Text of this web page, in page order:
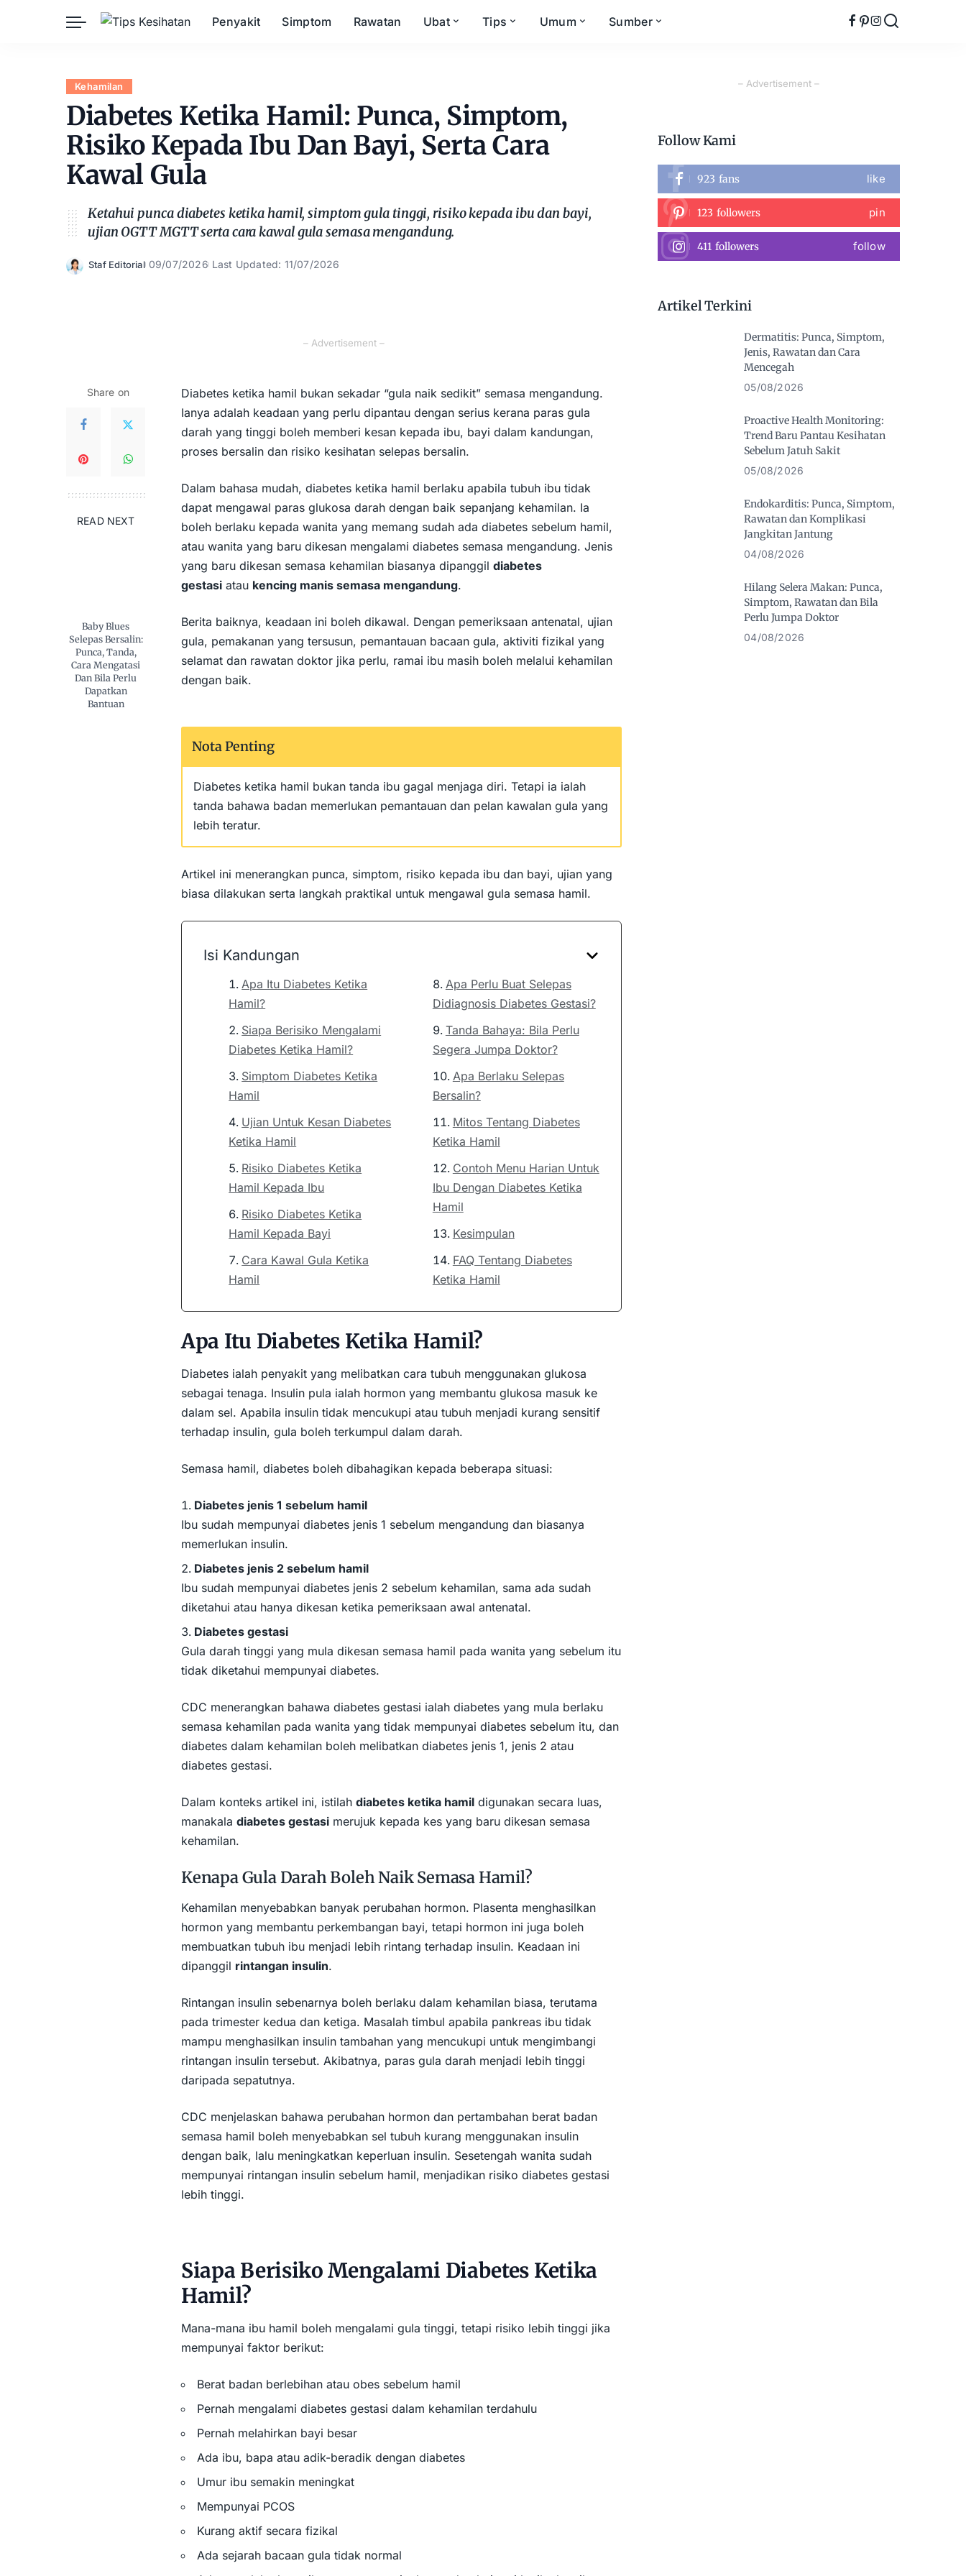
Penyakit Simptom Rawatan Ubat Tips
Kehamilan
Kesihatan Mental
Seksualiti
Nutrisi
Umum
Kesihatan Digital
Sains Sukan
Estetik
Sumber
Kehamilan
Diabetes Ketika Hamil: Punca, Simptom,
Risiko Kepada Ibu Dan Bayi, Serta Cara
Kawal Gula
Ketahui punca diabetes ketika hamil, simptom gula tinggi, risiko kepada ibu dan bayi,
ujian OGTT MGTT serta cara kawal gula semasa mengandung.
Posted
Staf Editorial 09/07/2026 Last Updated: 11/07/2026
– Advertisement –
Share on
READ NEXT
Baby Blues
Selepas Bersalin:
Punca, Tanda,
Cara Mengatasi
Dan Bila Perlu
Dapatkan
Bantuan
Diabetes ketika hamil bukan sekadar “gula naik sedikit” semasa mengandung.
Ianya adalah keadaan yang perlu dipantau dengan serius kerana paras gula
darah yang tinggi boleh memberi kesan kepada ibu, bayi dalam kandungan,
proses bersalin dan risiko kesihatan selepas bersalin.
Dalam bahasa mudah, diabetes ketika hamil berlaku apabila tubuh ibu tidak
dapat mengawal paras glukosa darah dengan baik sepanjang kehamilan. Ia
boleh berlaku kepada wanita yang memang sudah ada diabetes sebelum hamil,
atau wanita yang baru dikesan mengalami diabetes semasa mengandung. Jenis
yang baru dikesan semasa kehamilan biasanya dipanggil diabetes
gestasi atau kencing manis semasa mengandung.
Berita baiknya, keadaan ini boleh dikawal. Dengan pemeriksaan antenatal, ujian
gula, pemakanan yang tersusun, pemantauan bacaan gula, aktiviti fizikal yang
selamat dan rawatan doktor jika perlu, ramai ibu masih boleh melalui kehamilan
dengan baik.
Nota Penting
Diabetes ketika hamil bukan tanda ibu gagal menjaga diri. Tetapi ia ialah
tanda bahawa badan memerlukan pemantauan dan pelan kawalan gula yang
lebih teratur.
Artikel ini menerangkan punca, simptom, risiko kepada ibu dan bayi, ujian yang
biasa dilakukan serta langkah praktikal untuk mengawal gula semasa hamil.
Isi Kandungan
Apa Itu Diabetes Ketika
Hamil?
Siapa Berisiko Mengalami
Diabetes Ketika Hamil?
Simptom Diabetes Ketika
Hamil
Ujian Untuk Kesan Diabetes
Ketika Hamil
Risiko Diabetes Ketika
Hamil Kepada Ibu
Risiko Diabetes Ketika
Hamil Kepada Bayi
Cara Kawal Gula Ketika
Hamil
Apa Perlu Buat Selepas
Didiagnosis Diabetes Gestasi?
Tanda Bahaya: Bila Perlu
Segera Jumpa Doktor?
Apa Berlaku Selepas
Bersalin?
Mitos Tentang Diabetes
Ketika Hamil
Contoh Menu Harian Untuk
Ibu Dengan Diabetes Ketika
Hamil
Kesimpulan
FAQ Tentang Diabetes
Ketika Hamil
Apa Itu Diabetes Ketika Hamil?
Diabetes ialah penyakit yang melibatkan cara tubuh menggunakan glukosa
sebagai tenaga. Insulin pula ialah hormon yang membantu glukosa masuk ke
dalam sel. Apabila insulin tidak mencukupi atau tubuh menjadi kurang sensitif
terhadap insulin, gula boleh terkumpul dalam darah.
Semasa hamil, diabetes boleh dibahagikan kepada beberapa situasi:
Diabetes jenis 1 sebelum hamil
Ibu sudah mempunyai diabetes jenis 1 sebelum mengandung dan biasanya
memerlukan insulin.
Diabetes jenis 2 sebelum hamil
Ibu sudah mempunyai diabetes jenis 2 sebelum kehamilan, sama ada sudah
diketahui atau hanya dikesan ketika pemeriksaan awal antenatal.
Diabetes gestasi
Gula darah tinggi yang mula dikesan semasa hamil pada wanita yang sebelum itu
tidak diketahui mempunyai diabetes.
CDC menerangkan bahawa diabetes gestasi ialah diabetes yang mula berlaku
semasa kehamilan pada wanita yang tidak mempunyai diabetes sebelum itu, dan
diabetes dalam kehamilan boleh melibatkan diabetes jenis 1, jenis 2 atau
diabetes gestasi.
Dalam konteks artikel ini, istilah diabetes ketika hamil digunakan secara luas,
manakala diabetes gestasi merujuk kepada kes yang baru dikesan semasa
kehamilan.
Kenapa Gula Darah Boleh Naik Semasa Hamil?
Kehamilan menyebabkan banyak perubahan hormon. Plasenta menghasilkan
hormon yang membantu perkembangan bayi, tetapi hormon ini juga boleh
membuatkan tubuh ibu menjadi lebih rintang terhadap insulin. Keadaan ini
dipanggil rintangan insulin.
Rintangan insulin sebenarnya boleh berlaku dalam kehamilan biasa, terutama
pada trimester kedua dan ketiga. Masalah timbul apabila pankreas ibu tidak
mampu menghasilkan insulin tambahan yang mencukupi untuk mengimbangi
rintangan insulin tersebut. Akibatnya, paras gula darah menjadi lebih tinggi
daripada sepatutnya.
CDC menjelaskan bahawa perubahan hormon dan pertambahan berat badan
semasa hamil boleh menyebabkan sel tubuh kurang menggunakan insulin
dengan baik, lalu meningkatkan keperluan insulin. Sesetengah wanita sudah
mempunyai rintangan insulin sebelum hamil, menjadikan risiko diabetes gestasi
lebih tinggi.
Siapa Berisiko Mengalami Diabetes Ketika
Hamil?
Mana-mana ibu hamil boleh mengalami gula tinggi, tetapi risiko lebih tinggi jika
mempunyai faktor berikut:
Berat badan berlebihan atau obes sebelum hamil
Pernah mengalami diabetes gestasi dalam kehamilan terdahulu
Pernah melahirkan bayi besar
Ada ibu, bapa atau adik-beradik dengan diabetes
Umur ibu semakin meningkat
Mempunyai PCOS
Kurang aktif secara fizikal
Ada sejarah bacaan gula tidak normal
– Advertisement –
Follow Kami
923 fans like
123 followers pin
411 followers follow
Artikel Terkini
Dermatitis: Punca, Simptom,
Jenis, Rawatan dan Cara
Mencegah
05/08/2026
Proactive Health Monitoring:
Trend Baru Pantau Kesihatan
Sebelum Jatuh Sakit
05/08/2026
Endokarditis: Punca, Simptom,
Rawatan dan Komplikasi
Jangkitan Jantung
04/08/2026
Hilang Selera Makan: Punca,
Simptom, Rawatan dan Bila
Perlu Jumpa Doktor
04/08/2026